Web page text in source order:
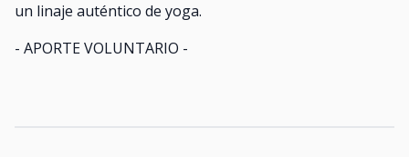
un linaje auténtico de yoga.
- APORTE VOLUNTARIO -